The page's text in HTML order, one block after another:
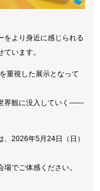
をより身近に感じられる
います。
重視した展示となって
界観に没入していく――
、2026年5月24日（日）
でご体感ください。